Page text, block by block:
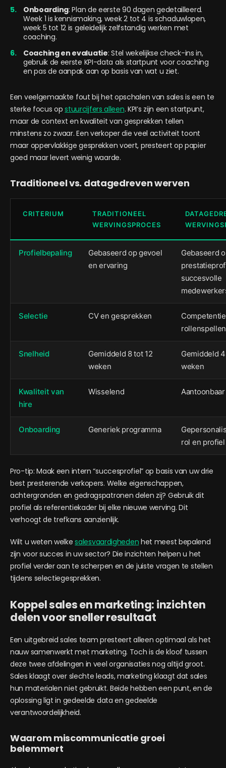
Onboarding: Plan de eerste 90 dagen gedetailleerd.
Week 1 is kennismaking, week 2 tot 4 is schaduwlopen,
week 5 tot 12 is geleidelijk zelfstandig werken met
coaching.
Coaching en evaluatie: Stel wekelijkse check-ins in,
gebruik de eerste KPI-data als startpunt voor coaching
en pas de aanpak aan op basis van wat u ziet.
Een veelgemaakte fout bij het opschalen van sales is een te
sterke focus opstuurcijfers alleen. KPI’s zijn een startpunt,
maar de context en kwaliteit van gesprekken tellen
minstens zo zwaar. Een verkoper die veel activiteit toont
maar oppervlakkige gesprekken voert, presteert op papier
goed maar levert weinig waarde.
Traditioneel vs. datagedreven werven
CRITERIUM
TRADITIONEEL
WERVINGSPROCES
Profielbepaling
Gebaseerd op gevoel
en ervaring
Gebaseerd
succesvolle
Selectie CV en gesprekken
Snelheid
Gemiddeld 8 tot 12
weken
Gemiddeld
weken
Kwaliteit van
hire
Wisselend
Onboarding Generiek programma
rol en profiel
Pro-tip: Maak een intern “succesprofiel” op basis van uw drie
best presterende verkopers. Welke eigenschappen,
achtergronden en gedragspatronen delen zij? Gebruik dit
profiel als referentiekader bij elke nieuwe werving. Dit
verhoogt de trefkans aanzienlijk.
Wilt u weten welkesalesvaardigheden het meest bepalend
zijn voor succes in uw sector? Die inzichten helpen u het
profiel verder aan te scherpen en de juiste vragen te stellen
tijdens selectiegesprekken.
Koppel sales en marketing: inzichten
delen voor sneller resultaat
Een uitgebreid sales team presteert alleen optimaal als het
nauw samenwerkt met marketing. Toch is de kloof tussen
deze twee afdelingen in veel organisaties nog altijd groot.
Sales klaagt over slechte leads, marketing klaagt dat sales
hun materialen niet gebruikt. Beide hebben een punt, en de
oplossing ligt in gedeelde data en gedeelde
verantwoordelijkheid.
Waarom miscommunicatie groei
belemmert